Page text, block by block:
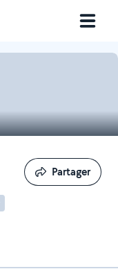
Partager
Partager